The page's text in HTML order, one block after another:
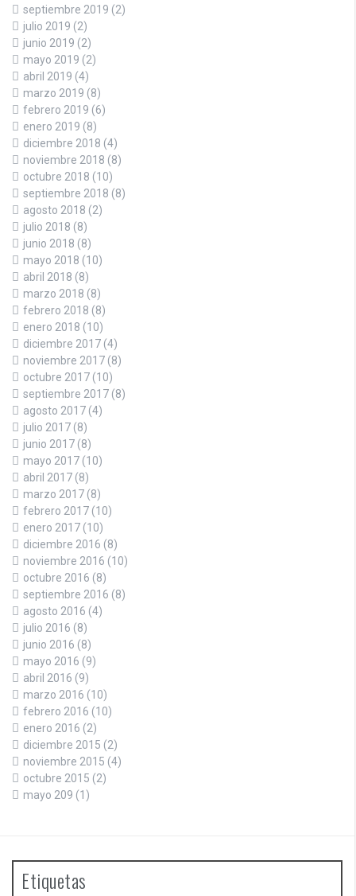
septiembre 2019 (2)
julio 2019 (2)
junio 2019 (2)
mayo 2019 (2)
abril 2019 (4)
marzo 2019 (8)
febrero 2019 (6)
enero 2019 (8)
diciembre 2018 (4)
noviembre 2018 (8)
octubre 2018 (10)
septiembre 2018 (8)
agosto 2018 (2)
julio 2018 (8)
junio 2018 (8)
mayo 2018 (10)
abril 2018 (8)
marzo 2018 (8)
febrero 2018 (8)
enero 2018 (10)
diciembre 2017 (4)
noviembre 2017 (8)
octubre 2017 (10)
septiembre 2017 (8)
agosto 2017 (4)
julio 2017 (8)
junio 2017 (8)
mayo 2017 (10)
abril 2017 (8)
marzo 2017 (8)
febrero 2017 (10)
enero 2017 (10)
diciembre 2016 (8)
noviembre 2016 (10)
octubre 2016 (8)
septiembre 2016 (8)
agosto 2016 (4)
julio 2016 (8)
junio 2016 (8)
mayo 2016 (9)
abril 2016 (9)
marzo 2016 (10)
febrero 2016 (10)
enero 2016 (2)
diciembre 2015 (2)
noviembre 2015 (4)
octubre 2015 (2)
mayo 209 (1)
Etiquetas